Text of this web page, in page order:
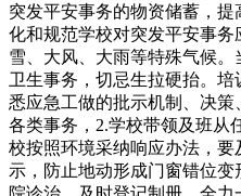
突发平安事务的物资储蓄，
化和规范学校对突发平安事
雪、大风、大雨等特殊气候
卫生事务，切忌生拉硬抬。
悉应急工做的批示机制、决
各类事务，2.学校带领及班从
校按照环境采纳响应办法，
示，防止地动形成门窗错位